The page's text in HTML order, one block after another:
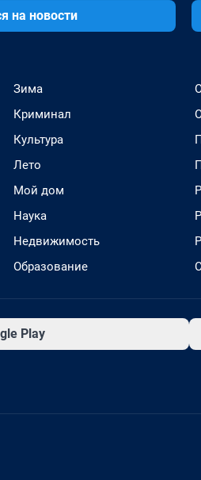
на новости
Зима
Криминал
Культура
Лето
Мой дом
Наука
Недвижимость
Образование
Play